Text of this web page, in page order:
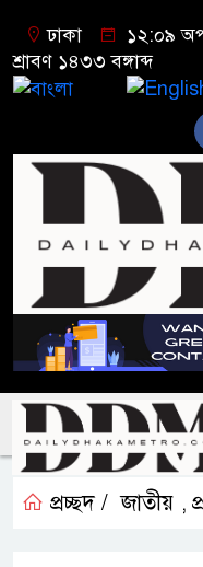
ঢাকা
১২:০৯
শ্রাবণ ১৪৩৩ বঙ্গাব্দ
প্রচ্ছদ / জাতীয় ,